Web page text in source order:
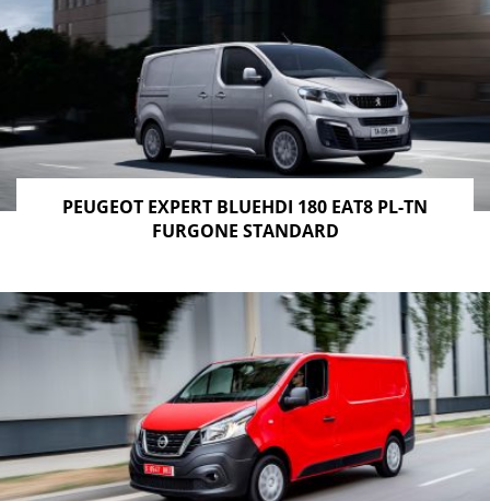
PEUGEOT EXPERT BLUEHDI 180 EAT8 PL-TN
FURGONE STANDARD